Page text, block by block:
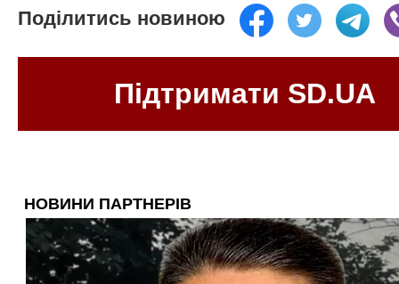
Поділитись новиною
Підтримати SD.UA